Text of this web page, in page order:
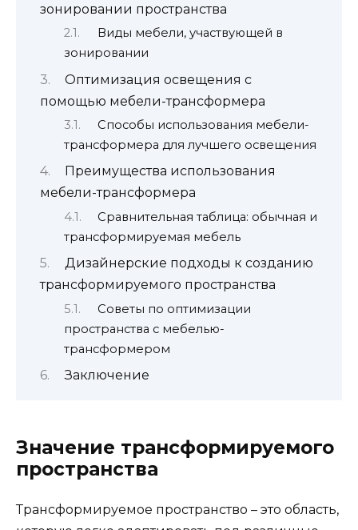
зонировании пространства
Виды мебели, участвующей в
зонировании
Оптимизация освещения с
помощью мебели-трансформера
Способы использования мебели-
трансформера для лучшего освещения
Преимущества использования
мебели-трансформера
Сравнительная таблица: обычная и
трансформируемая мебель
Дизайнерские подходы к созданию
трансформируемого пространства
Советы по оптимизации
пространства с мебелью-
трансформером
Заключение
Значение трансформируемого
пространства
Трансформируемое пространство – это область,